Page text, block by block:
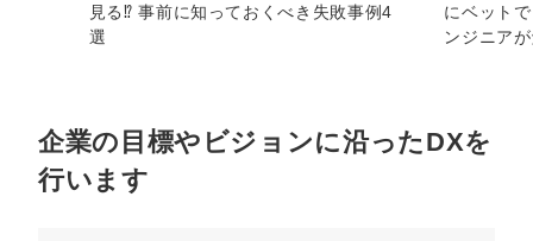
内部監査室長見る⁉︎ 事前に知っておくべき失敗事例4
選
にベット
ンジニア
企業の目標やビジョンに沿ったDXを
行います